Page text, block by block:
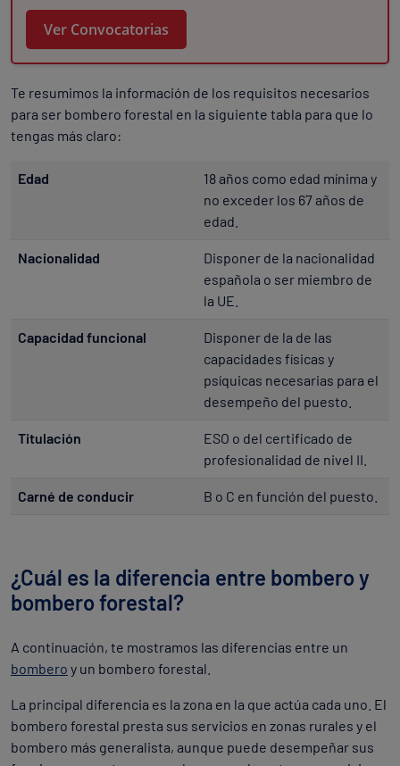
Ver Convocatorias
Te resumimos la información de los requisitos necesarios
para ser bombero forestal en la siguiente tabla para que lo
tengas más claro:
Edad
18 años como edad mínima y
no exceder los 67 años de
edad.
Nacionalidad
Disponer de la nacionalidad
española o ser miembro de
la UE.
Capacidad funcional
Disponer de la de las
capacidades físicas y
psíquicas necesarias para el
desempeño del puesto.
Titulación
ESO o del certificado de
profesionalidad de nivel II.
Carné de conducir B o C en función del puesto.
¿Cuál es la diferencia entre bombero y
bombero forestal?
A continuación, te mostramos las diferencias entre un
bombero y un bombero forestal.
La principal diferencia es la zona en la que actúa cada uno. El
bombero forestal presta sus servicios en zonas rurales y el
bombero más generalista, aunque puede desempeñar sus